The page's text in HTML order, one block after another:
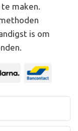
maken.
is om